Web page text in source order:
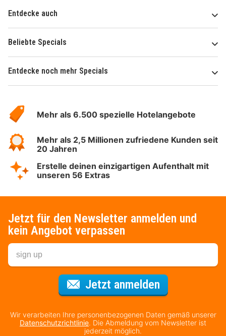
Entdecke auch
Beliebte Specials
Entdecke noch mehr Specials
Hotelspecials
Mehr als 6.500 spezielle Hotelangebote
Mehr als 2,5 Millionen zufriedene Kunden seit
20 Jahren
Erstelle deinen einzigartigen Aufenthalt mit
unseren 56 Extras
Jetzt für den Newsletter anmelden und
kein Angebot verpassen
Jetzt anmeldenFür den
Wir verarbeiten Ihre personenbezogenen Daten gemäß unserer
Datenschutzrichtlinie. Die Abmeldung vom Newsletter ist
jederzeit möglich.